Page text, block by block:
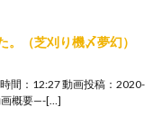
（芝刈り機〆夢幻）
間：12:27 動画投稿：2020-
画概要—-[…]